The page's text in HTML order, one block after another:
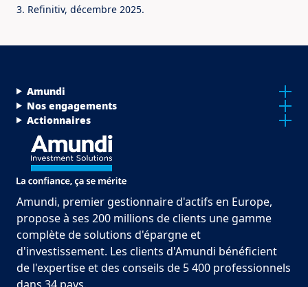
3. Refinitiv, décembre 2025.
Menu Footer Top
Amundi
Nos engagements
Actionnaires
Amundi, premier gestionnaire d'actifs en Europe,
propose à ses 200 millions de clients une gamme
complète de solutions d'épargne et
d'investissement. Les clients d'Amundi bénéficient
de l'expertise et des conseils de 5 400 professionnels